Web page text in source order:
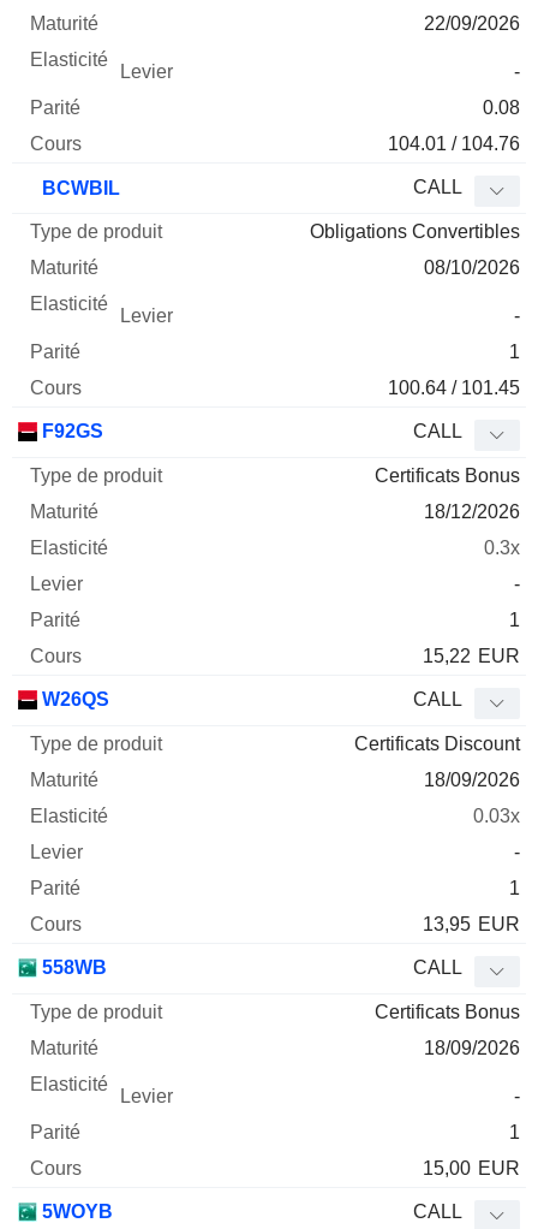
22/09/2026
-
0.08
104.01 / 104.76
BCWBIL CALL
Obligations Convertibles
08/10/2026
-
1
100.64 / 101.45
F92GS CALL
Certificats Bonus
18/12/2026
0.3x
-
1
15,22 EUR
W26QS CALL
Certificats Discount
18/09/2026
0.03x
-
1
13,95 EUR
558WB CALL
Certificats Bonus
18/09/2026
-
1
15,00 EUR
5WOYB CALL